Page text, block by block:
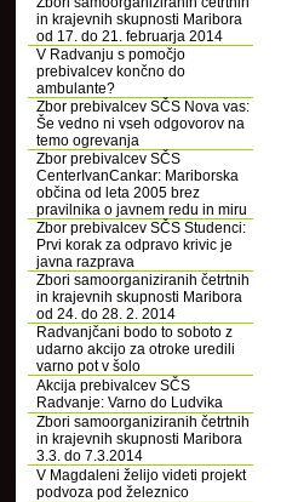
in krajevnih skupnosti Maribora
od 17. do 21. februarja 2014
V Radvanju s pomočjo
prebivalcev končno do
ambulante?
Zbor prebivalcev SČS Nova vas:
Še vedno ni vseh odgovorov na
temo ogrevanja
Zbor prebivalcev SČS
CenterIvanCankar: Mariborska
občina od leta 2005 brez
pravilnika o javnem redu in miru
Zbor prebivalcev SČS Studenci:
Prvi korak za odpravo krivic je
javna razprava
Zbori samoorganiziranih četrtnih
in krajevnih skupnosti Maribora
od 24. do 28. 2. 2014
Radvanjčani bodo to soboto z
udarno akcijo za otroke uredili
varno pot v šolo
Akcija prebivalcev SČS
Radvanje: Varno do Ludvika
Zbori samoorganiziranih četrtnih
in krajevnih skupnosti Maribora
3.3. do 7.3.2014
V Magdaleni želijo videti projekt
podvoza pod železnico